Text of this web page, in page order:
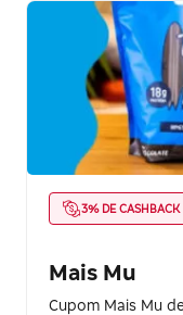
3% DE CASHBACK
Mais Mu
Cupom Mais Mu